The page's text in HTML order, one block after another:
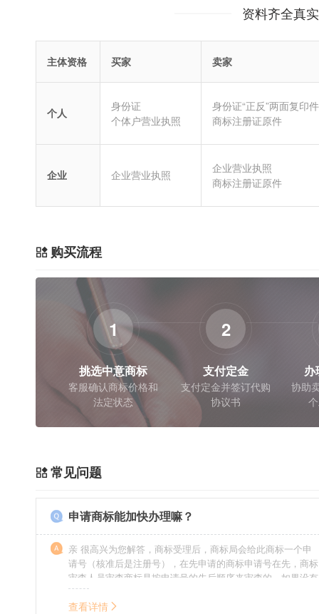
资料齐全真
主体资格 买家 卖家
个人
身份证
个体户营业执照
身份证“正反”两面复印件
商标注册证原件
企业 企业营业执照
企业营业执照
商标注册证原件
购买流程
1
挑选中意商标
客服确认商标价格和
法定状态
2
支付定金
支付定金并签订代购
协议书
办
协助
常见问题
申请商标能加快办理嘛？
亲 很高兴为您解答，商标受理后，商标局会给此商标一个申
请号（核准后是注册号），在先申请的商标申请号在先，商标
审查人员审查商标是按申请号的先后顺序来审查的，如果没有
特殊情况（受理案件需要，被异议等），不会延迟也不会提
前。
查看详情